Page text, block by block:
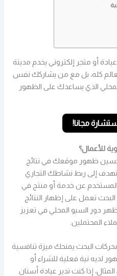
أو متجر إلكتروني يخدم مدينة
كله، بل مع من يشاركك نفس
الذي يساعدك على الظهور
مجانا!
للأعمال؟
ظهور موقعك في نتائج
تهدف إلى ربط نشاطك التجاري
المستخدم عن خدمة أو منتج في
تعمل على إظهار النتائج
دور السيو المحلي في تعزيز
المحتملين.
البحث يمنحك ميزة تنافسية
لديه نية فعلية للشراء أو
إذا كنت تدير عيادة أسنان